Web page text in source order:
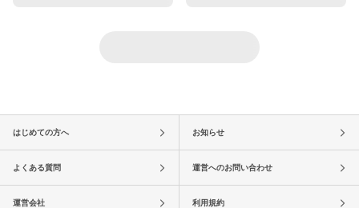
はじめての方へ お知らせ
よくある質問 運営へのお問い合わせ
運営会社 利用規約